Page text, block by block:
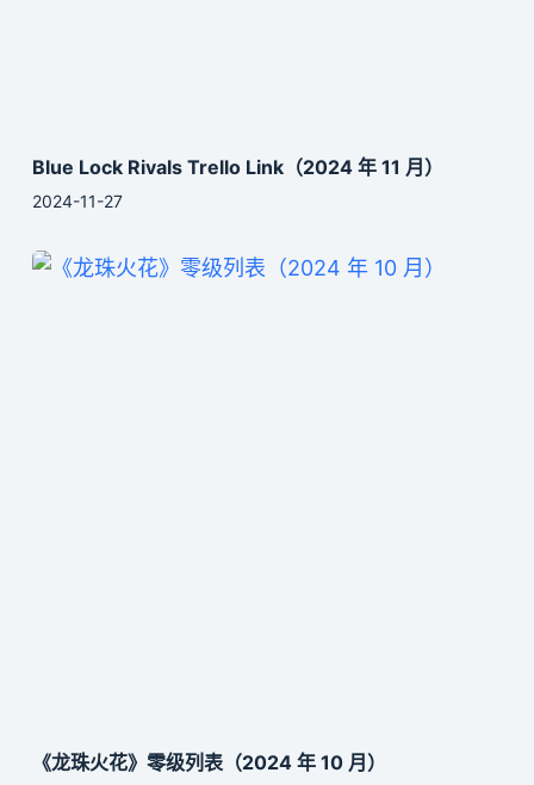
Blue Lock Rivals Trello Link（2024 年 11 月）
2024-11-27
《龙珠火花》零级列表（2024 年 10 月）